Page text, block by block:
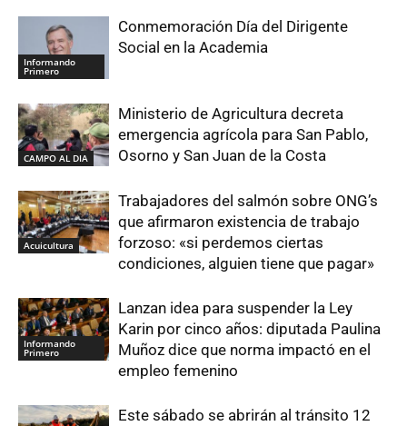
Informando
Primero
Conmemoración Día del Dirigente
Social en la Academia
CAMPO AL DIA
Ministerio de Agricultura decreta
emergencia agrícola para San Pablo,
Osorno y San Juan de la Costa
Acuicultura
Trabajadores del salmón sobre ONG’s
que afirmaron existencia de trabajo
forzoso: «si perdemos ciertas
condiciones, alguien tiene que pagar»
Informando
Primero
Lanzan idea para suspender la Ley
Karin por cinco años: diputada Paulina
Muñoz dice que norma impactó en el
empleo femenino
Este sábado se abrirán al tránsito 12